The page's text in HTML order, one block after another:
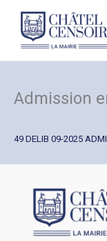
contenu
Admission
49 DELIB 09-2025